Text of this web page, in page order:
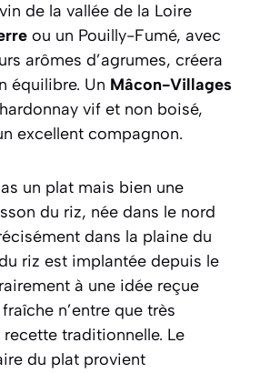
de la vallée de la Loire
ou un Pouilly-Fumé, avec
arômes d’agrumes, créera
équilibre. Un Mâcon-Villages
vif et non boisé,
excellent compagnon.
un plat mais bien une
du riz, née dans le nord
dans la plaine du
riz est implantée depuis le
à une idée reçue
n’entre que très
traditionnelle. Le
du plat provient